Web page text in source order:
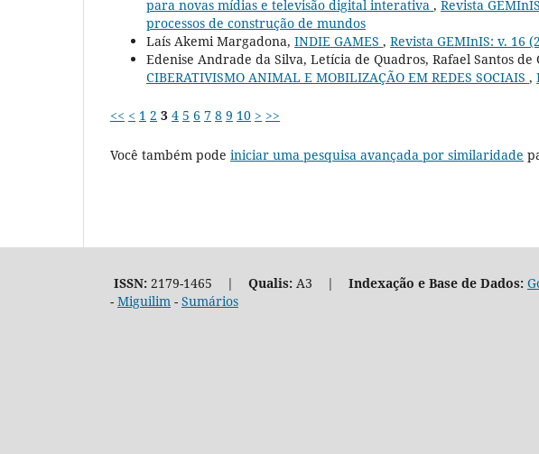
para novas mídias e televisão digital interativa , Revista
processos de construção de mundos
Laís Akemi Margadona, INDIE GAMES , Revista GEMInIS: v. 16
Edenise Andrade da Silva, Letícia de Quadros, Rafael Santos
CIBERATIVISMO ANIMAL E MOBILIZAÇÃO EM REDES SOCIAIS ,
<< < 1 2 3 4 5 6 7 8 9 10 > >>
Você também pode iniciar uma pesquisa avançada por similaridade
ISSN: 2179-1465 | Qualis: A3 | Indexação e Base de Dados:
- Miguilim - Sumários